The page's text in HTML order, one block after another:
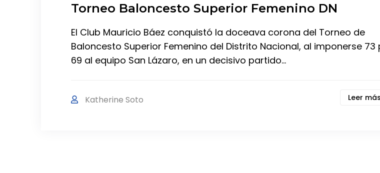
Torneo Baloncesto Superior Femenino DN
El Club Mauricio Báez conquistó la doceava corona del Torneo de
Baloncesto Superior Femenino del Distrito Nacional, al imponerse 73
69 al equipo San Lázaro, en un decisivo partido…
Katherine Soto Leer más